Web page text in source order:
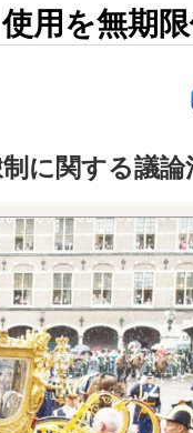
用を無期
に関する議論